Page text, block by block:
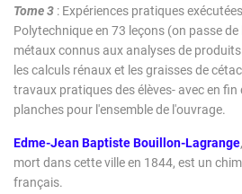
Tome 3 : Expériences pratiques
Polytechnique en 73 leçons (on passe de
métaux connus aux analyses de
les calculs rénaux et les graisses de
travaux pratiques des élèves- avec en fin
planches pour l'ensemble de l'ouvrage.
Edme-Jean Baptiste Bouillon-Lagrange
mort dans cette ville en 1844, est un
français.